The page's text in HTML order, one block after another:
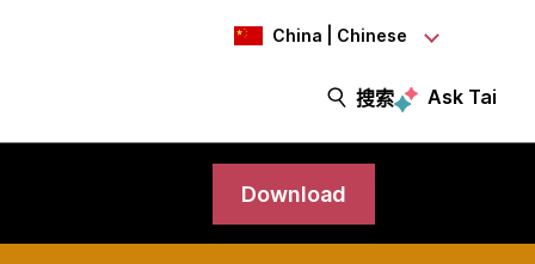
China | Chinese
搜索 Ask Tai
Download